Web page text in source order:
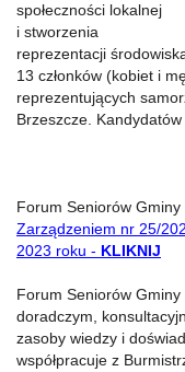
społeczności lokalnej
i stworzenia
reprezentacji
13 członków (kobiet i
reprezentujących
Brzeszcze.
Forum Seniorów Gminy
Zarządzeniem nr 25/
2023 roku - KLIKNIJ
Forum Seniorów
doradczym,
zasoby wiedzy i
współpracuje z